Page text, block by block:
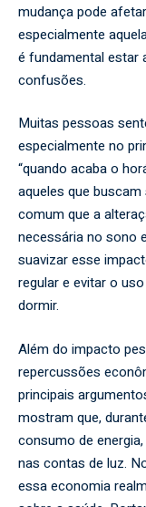
mudança pode
especialmente
é fundamental estar
confusões.
Muitas pessoas
especialmente no
“quando acaba o
aqueles que
comum que a
necessária no sono
suavizar esse
regular e evitar o
dormir.
Além do impacto
repercussões
principais
mostram que,
consumo de
nas contas de luz.
essa economia